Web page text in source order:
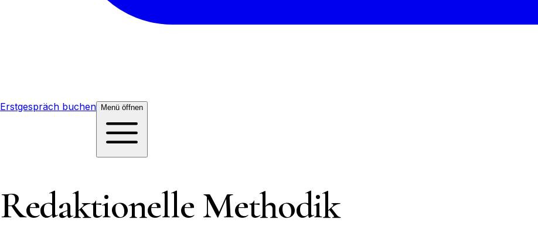
Erstgespräch buchen Menü öffnen
Redaktionelle Methodik